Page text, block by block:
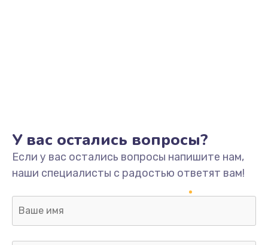
У вас остались вопросы?
Если у вас остались вопросы напишите нам,
наши специалисты с радостью ответят вам!